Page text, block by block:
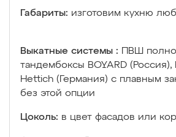
Габариты: изготовим кухню
Выкатные системы :
ПВШ
тандембоксы BOYARD
Hettich (Германия) с плавным
без этой опции
Цоколь: в цвет фасадов или